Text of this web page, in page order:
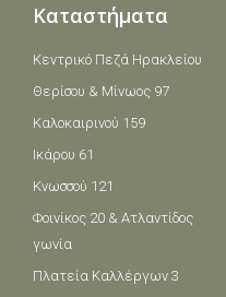
Καταστήματα
Κεντρικό Πεζά Ηρακλείου
Θερίσου & Μίνωος 97
Καλοκαιρινού 159
Ικάρου 61
Κνωσσού 121
Φοινίκος 20 & Ατλαντίδος
γωνία
Πλατεία Καλλέργων 3